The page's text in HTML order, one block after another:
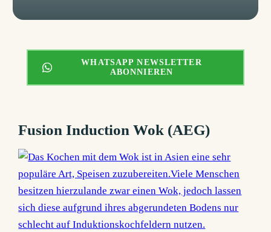
WHATSAPP NEWSLETTER
ABONNIEREN
Fusion Induction Wok (AEG)